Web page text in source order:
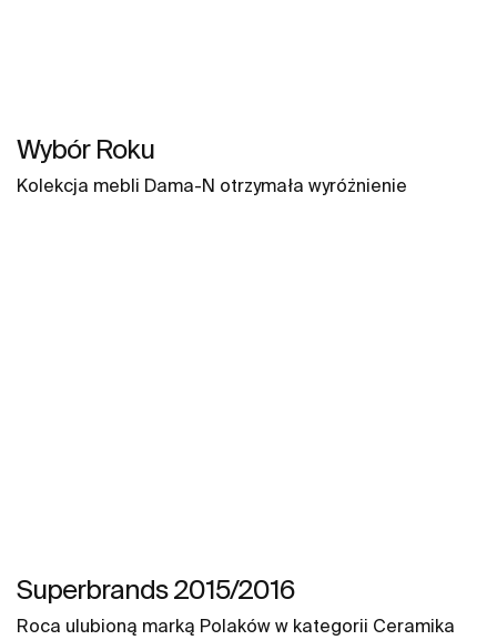
Wybór Roku
Kolekcja mebli Dama-N otrzymała wyróżnienie
Superbrands 2015/2016
Roca ulubioną marką Polaków w kategorii Ceramika